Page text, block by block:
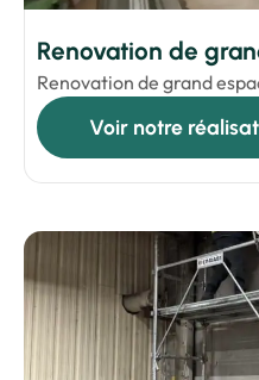
Renovation de
Renovation de grand
Voir notre